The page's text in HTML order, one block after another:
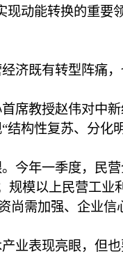
动能转换的重要
既有转型阵痛，
席教授赵伟对中新
结构性复苏、分化
年一季度，民营
规模以上民营工业
尚需加强、企业信
表现亮眼，但也